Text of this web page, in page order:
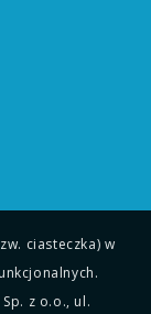
ciasteczka) w
z o.o., ul.